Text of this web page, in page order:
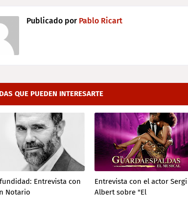
Publicado porPablo Ricart
QUE PUEDEN INTERESARTE
Entrevista con
Notario
Entrevista con el actor Sergi
Albert sobre "El